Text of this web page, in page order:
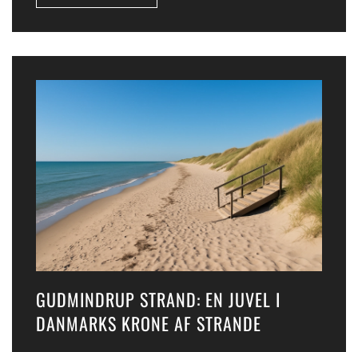
GUDMINDRUP STRAND: EN JUVEL I
DANMARKS KRONE AF STRANDE